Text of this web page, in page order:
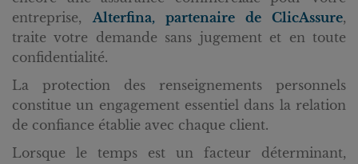
entreprise,Alterfina, partenaire de ClicAssure,
traite votre demande sans jugement et en toute
confidentialité.
La protection des renseignements personnels
constitue un engagement essentiel dans la relation
de confiance établie avec chaque client.
Lorsque le temps est un facteur déterminant,